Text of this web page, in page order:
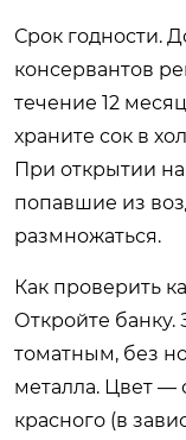
Срок годности.
консервантов
течение 12
храните сок в
При открытии
попавшие из
размножаться.
Как проверить
Откройте
томатным, без
металла. Цвет —
красного (в